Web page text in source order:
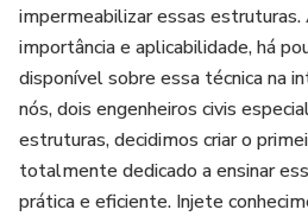
impermeabilizar essas estruturas.
importância e aplicabilidade, há
disponível sobre essa técnica na
nós, dois engenheiros civis
estruturas, decidimos criar o
totalmente dedicado a ensinar
prática e eficiente. Injete